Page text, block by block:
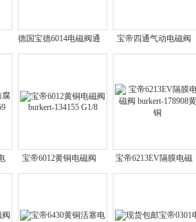
德国宝德6014电磁阀通
用线圈24VDC8W现货
宝帝四通气动电磁阀
burkert5470-211081
宝帝6012黄铜电磁阀
burkert-134155 G1/8
宝帝6213EV隔膜电磁
阀 burkert-178908黄铜